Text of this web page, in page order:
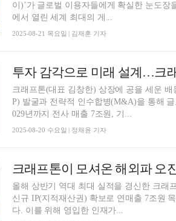
이)’가 글로벌 이용자들에게 확실한 눈도장을 찍었다. 크래프톤은 20일(현
에서 열린 세계 최대의 게...
2025-08-21 목요일 | 김재훈 기자
투자 감각으로 미래 설계…크
크래프톤(대표 김창한) 상장에 공을 세운
P) 발굴과 전략적 인수합병(M&A)을 통해
029년까지 전사 매출 7조원, 기...
2025-08-20 수요일 | 정채윤 기자
크래프톤이 모셔온 해외파 오
올해 상반기 역대 최대 실적을 경신한 크래
신규 IP(지적재산권) 확보로 연매출 7조원
다. 이를 위해 영입한 인재가...